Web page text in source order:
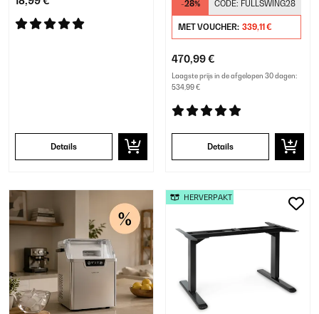
Details
-28% CODE: FULLSWING28
MET VOUCHER: 339,11 €
470,99 €
Laagste prijs in de afgelopen 30 dagen:
534,99 €
Details
HERVERPAKT